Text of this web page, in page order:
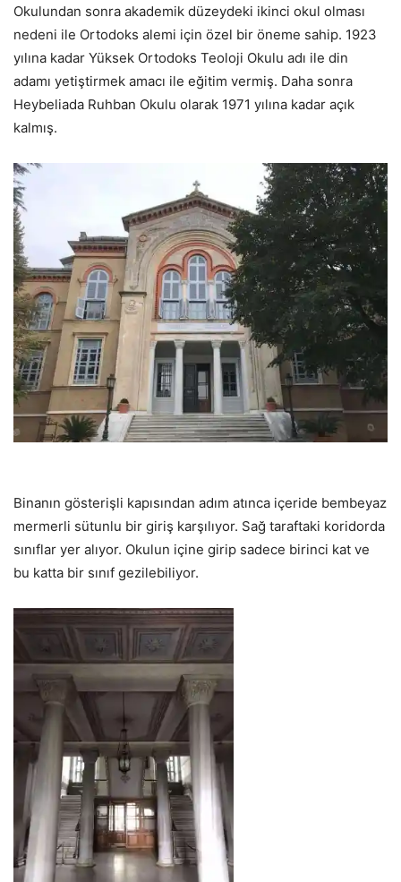
Okulundan sonra akademik düzeydeki ikinci okul olması
nedeni ile Ortodoks alemi için özel bir öneme sahip. 1923
yılına kadar Yüksek Ortodoks Teoloji Okulu adı ile din
adamı yetiştirmek amacı ile eğitim vermiş. Daha sonra
Heybeliada Ruhban Okulu olarak 1971 yılına kadar açık
kalmış.
Binanın gösterişli kapısından adım atınca içeride bembeyaz
mermerli sütunlu bir giriş karşılıyor. Sağ taraftaki koridorda
sınıflar yer alıyor. Okulun içine girip sadece birinci kat ve
bu katta bir sınıf gezilebiliyor.